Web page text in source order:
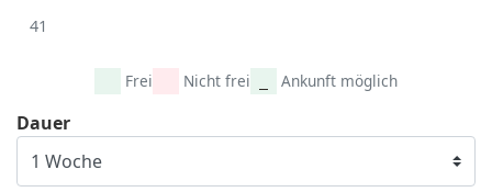
41
Frei Nicht frei Ankunft möglich
Dauer